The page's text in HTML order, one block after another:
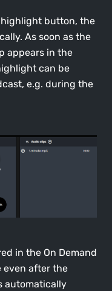
button, the
As soon as the
appears in the
can be
e.g. during the
in the On Demand
even after the
automatically